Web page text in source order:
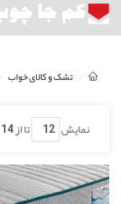
تشک و کالای خواب
نمایش تا از14